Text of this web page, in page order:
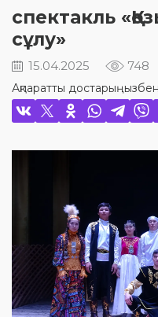
cпектакль
сұлу»
15.04.2025 748
Ақпаратты достарыңызбен